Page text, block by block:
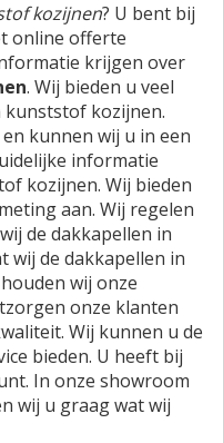
kozijnen? U bent bij
online offerte
krijgen over
. Wij bieden u veel
kunststof kozijnen.
kunnen wij u in een
informatie
kozijnen. Wij bieden
aan. Wij regelen
de dakkapellen in
wij de dakkapellen in
wij onze
onze klanten
Wij kunnen u de
bieden. U heeft bij
In onze showroom
wij u graag wat wij